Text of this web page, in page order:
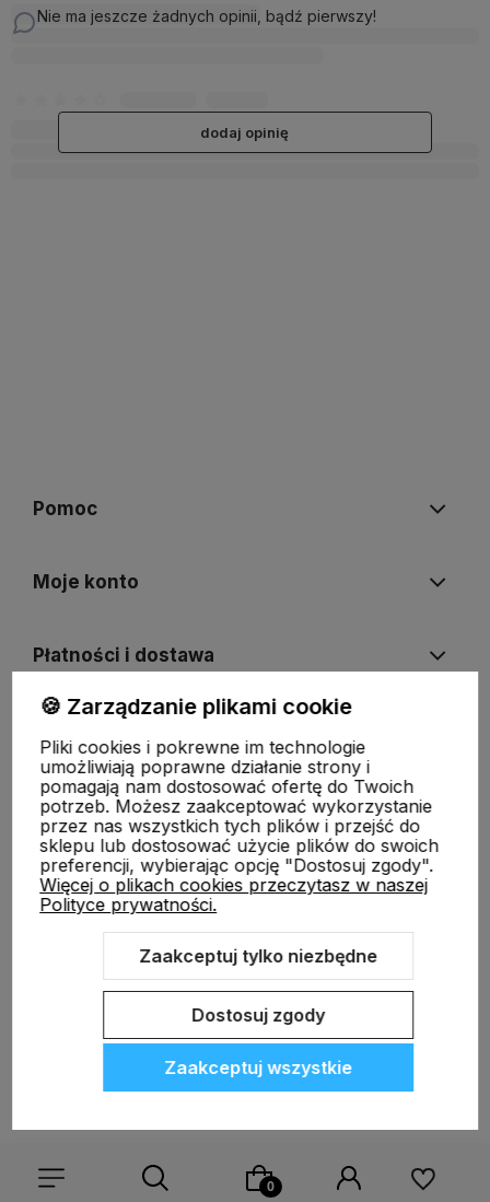
Nie ma jeszcze żadnych opinii, bądź pierwszy!
dodaj opinię
Pomoc
Moje konto
Płatności i dostawa
O nas
Sklep internetowy Shoper.pl Szablon Shoper Modern 3.0™
🍪 Zarządzanie plikami cookie
Pliki cookies i pokrewne im technologie
umożliwiają poprawne działanie strony i
pomagają nam dostosować ofertę do Twoich
potrzeb. Możesz zaakceptować wykorzystanie
przez nas wszystkich tych plików i przejść do
sklepu lub dostosować użycie plików do swoich
preferencji, wybierając opcję "Dostosuj zgody".
Więcej o plikach cookies przeczytasz w naszej
Polityce prywatności.
Zaakceptuj tylko niezbędne
Dostosuj zgody
Zaakceptuj wszystkie